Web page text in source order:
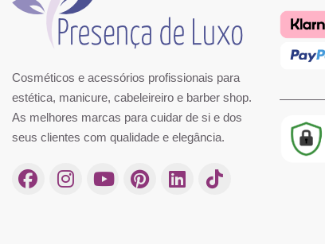
Cosméticos e acessórios profissionais para
estética, manicure, cabeleireiro e barber shop.
As melhores marcas para cuidar de si e dos
seus clientes com qualidade e elegância.